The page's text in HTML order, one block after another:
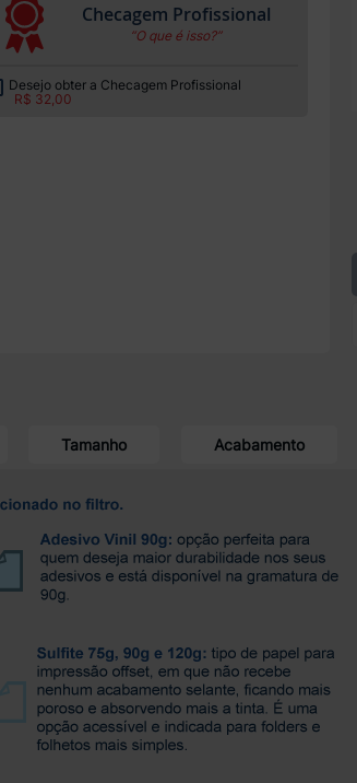
Checagem Profissional
“O que é isso?”
Desejo obter a Checagem Profissional
R$ 32,00
Tamanho Acabamento